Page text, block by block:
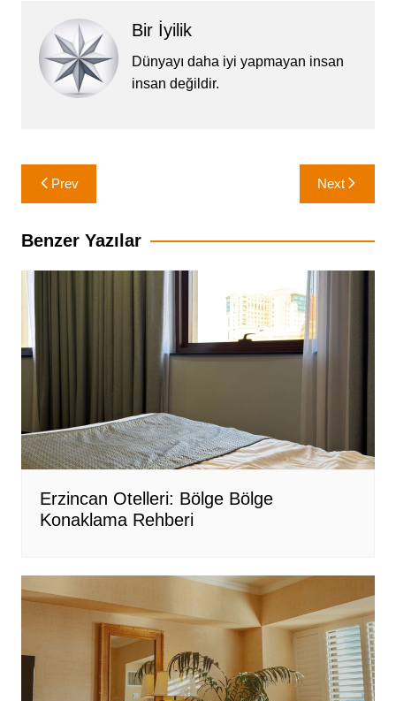
Bir İyilik
Dünyayı daha iyi yapmayan insan
insan değildir.
Yazı
gezinmesi
Prev Next
Benzer Yazılar
Erzincan Otelleri: Bölge Bölge
Konaklama Rehberi